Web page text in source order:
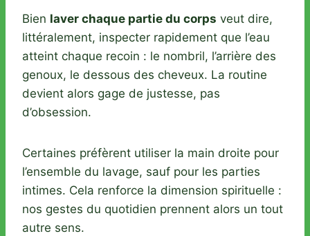
Bien laver chaque partie du corps veut dire,
littéralement, inspecter rapidement que l’eau
atteint chaque recoin : le nombril, l’arrière des
genoux, le dessous des cheveux. La routine
devient alors gage de justesse, pas
d’obsession.
Certaines préfèrent utiliser la main droite pour
l’ensemble du lavage, sauf pour les parties
intimes. Cela renforce la dimension spirituelle :
nos gestes du quotidien prennent alors un tout
autre sens.